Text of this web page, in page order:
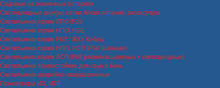
Садовые на солнечных батареях
Светодиодные шнуры, сетки, блоки питания, аксессуары
Светильники серии ЛПО IP20
Светильники серии НПО, НББ
Светильники серии РКУ / ЖКУ Кобры
Светильники серии НПП, НСП IP54 (Банные)
Светильники серии ЛСП IP65 (люминисцентные + светодиодные)
Светильники термостойкие для саун и бань
Светильники аварийно-эвакуационные
Прожекторы ИО, МГЛ